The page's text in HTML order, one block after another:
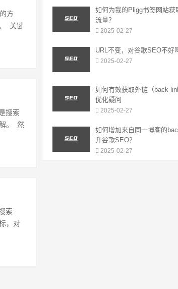
方
关键
搜索
。 然
索
，对
如何为我的Pligg书签网站获
流量？
2025-02-27
URL不变，对谷歌SEO不好
2025-02-27
如何有效获取外链（back
优化疑问
2025-02-27
如何增加来自同一博客的
升谷歌SEO？
2025-02-27